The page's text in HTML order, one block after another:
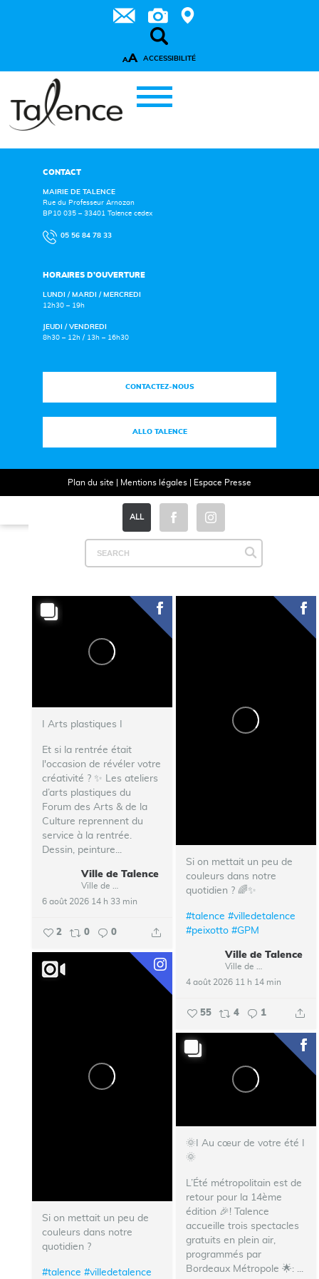
ALL
I Arts plastiques I
Et si la rentrée était
l'occasion de révéler votre
créativité ? ✨ Les ateliers
d’arts plastiques du
Forum des Arts & de la
Culture reprennent du
service à la rentrée.
Dessin, peinture...
Ville de Talence
6 août 2026 14 h 33 min
2 0 0
Si on mettait un peu de
couleurs dans notre
quotidien ? 🌈✨
#talence #villedetalence
#peixotto #GPM
Ville de Talence
4 août 2026 11 h 14 min
55 4 1
Si on mettait un peu de
couleurs dans notre
quotidien ?
#talence #villedetalence
🌞I Au cœur de votre été I
🌞
L’Été métropolitain est de
retour pour la 14ème
édition 🎉! Talence
accueille trois spectacles
gratuits en plein air,
programmés par
Bordeaux Métropole 🌟:
AA ACCESSIBILITÉ
CONTACT
MAIRIE DE TALENCE
Rue du Professeur Arnozan
BP10 035 – 33401 Talence cedex
05 56 84 78 33
HORAIRES D’OUVERTURE
LUNDI / MARDI / MERCREDI
12h30 – 19h
JEUDI / VENDREDI
8h30 – 12h / 13h – 16h30
CONTACTEZ-NOUS
ALLO TALENCE
Plan du site Mentions légales| Espace Presse